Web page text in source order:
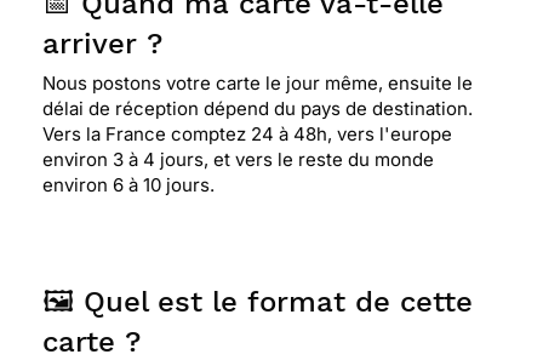
arriver ?
Nous postons votre carte le jour même, ensuite le
délai de réception dépend du pays de destination.
Vers la France comptez 24 à 48h, vers l'europe
environ 3 à 4 jours, et vers le reste du monde
environ 6 à 10 jours.
🖼️ Quel est le format de cette
carte ?